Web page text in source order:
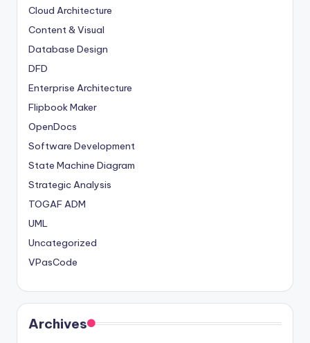
Cloud Architecture
Content & Visual
Database Design
DFD
Enterprise Architecture
Flipbook Maker
OpenDocs
Software Development
State Machine Diagram
Strategic Analysis
TOGAF ADM
UML
Uncategorized
VPasCode
Archives